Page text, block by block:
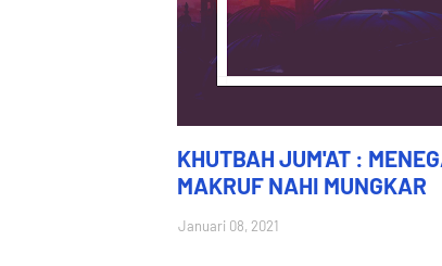
KHUTBAH JUM'AT :
MAKRUF NAHI MUNGKAR
Januari 08, 2021